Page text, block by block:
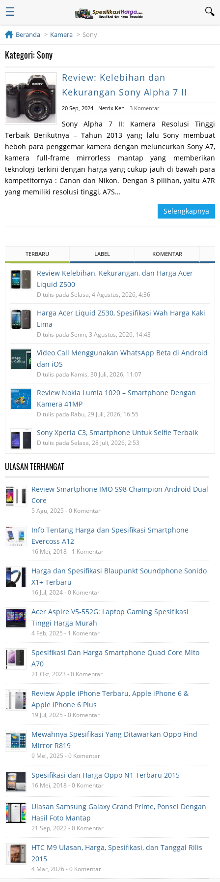
☰
Beranda Kamera Sony
Kategori: Sony
Review: Kelebihan dan
Kekurangan Sony Alpha 7 II
20 Sep, 2024 - Netrix Ken - 3 Komentar
Sony Alpha 7 II: Kamera Resolusi Tinggi
Terbaik Berikutnya – Tahun 2013 yang lalu Sony membuat
heboh para penggemar kamera dengan meluncurkan Sony A7,
kamera full-frame mirrorless mantap yang memberikan
teknologi terkini dengan harga yang cukup jauh di bawah para
kompetitornya : Canon dan Nikon. Dengan 3 pilihan, yaitu A7R
yang memiliki resolusi tinggi, A7S…
Selengkapnya
TERBARU LABEL KOMENTAR
Review Kelebihan, Kekurangan, dan Harga Acer
Liquid Z500
Ditulis pada Selasa, 4 Agustus, 2026, 4:36
Harga Acer Liquid Z530, Spesifikasi Wah Harga Kaki
Lima
Ditulis pada Senin, 3 Agustus, 2026, 14:43
Video Call Menggunakan WhatsApp Beta di Android
dan iOS
Ditulis pada Kamis, 30 Juli, 2026, 11:07
Review Nokia Lumia 1020 – Smartphone Dengan
Kamera 41MP
Ditulis pada Rabu, 29 Juli, 2026, 16:55
Sony Xperia C3, Smartphone Untuk Selfie Terbaik
Ditulis pada Selasa, 28 Juli, 2026, 2:53
ULASAN TERHANGAT
Review Smartphone IMO S98 Champion Android Dual
Core
5 Agu, 2025 - 0 Komentar
Info Tentang Harga dan Spesifikasi Smartphone
Evercoss A12
16 Mei, 2018 - 1 Komentar
Harga dan Spesifikasi Blaupunkt Soundphone Sonido
X1+ Terbaru
16 Jul, 2024 - 0 Komentar
Acer Aspire V5-552G: Laptop Gaming Spesifikasi
Tinggi Harga Murah
4 Feb, 2025 - 1 Komentar
Spesifikasi Dan Harga Smartphone Quad Core Mito
A70
21 Okt, 2023 - 0 Komentar
Review Apple iPhone Terbaru, Apple iPhone 6 &
Apple iPhone 6 Plus
19 Jul, 2025 - 0 Komentar
Mewahnya Spesifikasi Yang Ditawarkan Oppo Find
Mirror R819
9 Mei, 2025 - 0 Komentar
Spesifikasi dan Harga Oppo N1 Terbaru 2015
16 Mei, 2018 - 0 Komentar
Ulasan Samsung Galaxy Grand Prime, Ponsel Dengan
Hasil Foto Mantap
21 Sep, 2022 - 0 Komentar
HTC M9 Ulasan, Harga, Spesifikasi, dan Tanggal Rilis
2015
4 Mar, 2026 - 0 Komentar